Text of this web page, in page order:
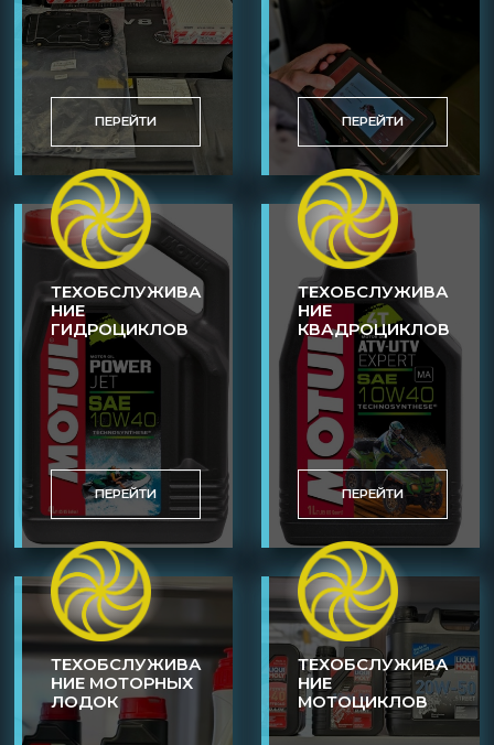
ПЕРЕЙТИ ПЕРЕЙТИ
ТЕХОБСЛУЖИВА
НИЕ
ГИДРОЦИКЛОВ
ПЕРЕЙТИ
ТЕХОБСЛУЖИВА
НИЕ
КВАДРОЦИКЛОВ
ПЕРЕЙТИ
ТЕХОБСЛУЖИВА
НИЕ МОТОРНЫХ
ЛОДОК
ТЕХОБСЛУЖИВА
НИЕ
МОТОЦИКЛОВ